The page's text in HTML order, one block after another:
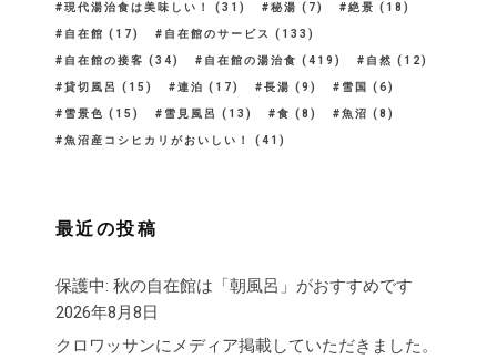
現代湯治食は美味しい！ (31) 秘湯 (7) 絶景 (18)
自在館 (17) 自在館のサービス (133)
自在館の接客 (34) 自在館の湯治食 (419) 自然 (12)
貸切風呂 (15) 連泊 (17) 長湯 (9) 雪国 (6)
雪景色 (15) 雪見風呂 (13) 食 (8) 魚沼 (8)
魚沼産コシヒカリがおいしい！ (41)
最近の投稿
保護中: 秋の自在館は「朝風呂」がおすすめです
2026年8月8日
クロワッサンにメディア掲載していただきました。